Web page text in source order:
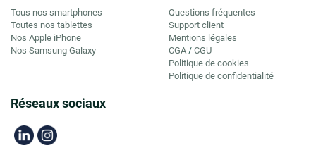
Tous nos smartphones
Toutes nos tablettes
Nos Apple iPhone
Nos Samsung Galaxy
Questions fréquentes
Support client
Mentions légales
CGA / CGU
Politique de cookies
Politique de confidentialité
Réseaux sociaux